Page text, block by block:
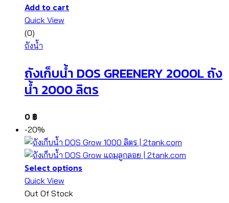
Add to cart
Quick View
(0)
ถังน้ำ
ถังเก็บน้ำ DOS GREENERY 2000L ถัง
น้ำ 2000 ลิตร
0 ฿
-20%
Select options
Quick View
Out Of Stock